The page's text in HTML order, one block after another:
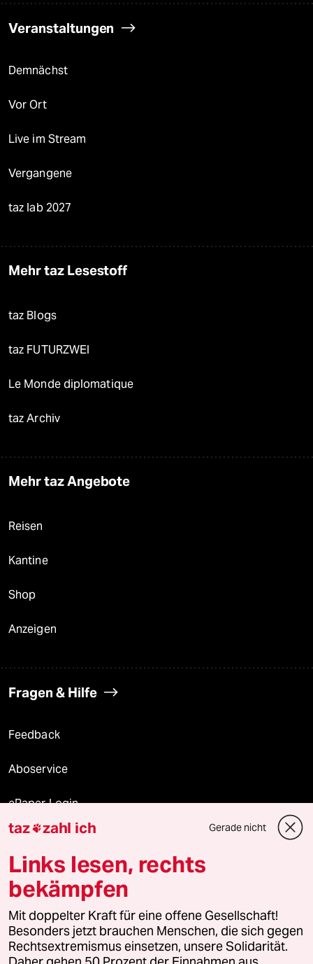
Veranstaltungen
Demnächst
Vor Ort
Live im Stream
Vergangene
taz lab 2027
Mehr taz Lesestoff
taz Blogs
taz FUTURZWEI
Le Monde diplomatique
taz Archiv
Mehr taz Angebote
Reisen
Kantine
Shop
Anzeigen
Fragen & Hilfe
Feedback
Aboservice
ePaper Login
Downloads für Abonnierende
© 2026 taz Verlags und Vertriebs GmbH
Alle Rechte vorbehalten. Bei rechtlichen Fragen oder für Genehmigungen
wenden Sie sich bitte an
lizenzen@taz.de
taz zahl ich Gerade nicht
Links lesen, rechts
bekämpfen
Mit doppelter Kraft für eine offene Gesellschaft!
Besonders jetzt brauchen Menschen, die sich gegen
Rechtsextremismus einsetzen, unsere Solidarität.